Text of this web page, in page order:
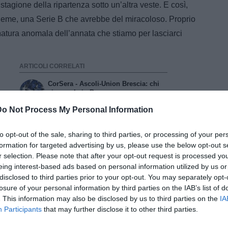
Not Process My Personal Information
opt-out of the sale, sharing to third parties, or processing of your
for targeted advertising by us, please use the below opt-out
selection. Please note that after your opt-out request is processed
interest-based ads based on personal information utilized by us
to third parties prior to your opt-out. You may separately
of your personal information by third parties on the IAB’s list of
This information may also be disclosed by us to third parties on the
Participants that may further disclose it to other third parties.
della ripartenza sotto un’altra veste. E così,
una Serie B che avrebbe del miracoloso. Proprio
anomala dell’annata che stiamo per lasciarci
ARTICOLI CORRELATI
CorSera - Ascoli-Union Brescia: chi
vince sale in B
CorSera - Brescia-Ascoli resta ferma
squalificato
GdB - Brescia, mezz’ora contratta: ad
Ascoli servirà una vera impresa